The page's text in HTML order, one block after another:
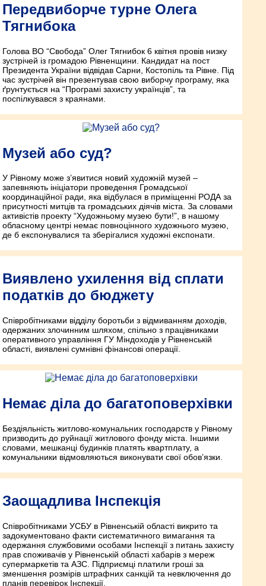
Передвиборче турне Олега
Тягнибока
Голова ВО “Свобода” Олег Тягнибок 6 квітня провів низку
зустрічей із громадою Рівненщини. Кандидат на пост
Президента України відвідав Сарни, Костопіль та Рівне. Під
час зустрічей він презентував свою виборчу програму, яка
ґрунтується на “Програмі захисту українців”, та
поспілкувався з краянами.
Музей або суд?
У Рівному може з’явитися новий художній музей –
запевняють ініціатори проведення Громадської
координаційної ради, яка відбулася в приміщенні РОДА за
присутності митців та громадських діячів міста. За словами
активістів проекту “Художньому музею бути!”, в нашому
обласному центрі немає повноцінного художнього музею,
де б експонувалися та зберігалися художні експонати.
Виявлено ухилення від сплати
податків до бюджету
Співробітниками відділу боротьби з відмиванням доходів,
одержаних злочинним шляхом, спільно з працівниками
оперативного управління ГУ Міндоходів у Рівненській
області, виявлені сумнівні фінансові операції.
Немає діла до багатоповерхівки
Бездіяльність житлово-комунальних господарств у Рівному
призводить до руйнації житлового фонду міста. Іншими
словами, мешканці будинків платять квартплату, а
комунальники відмовляються виконувати свої обов’язки.
Заощадлива Інспекція
Співробітниками УСБУ в Рівненській області викрито та
задокументовано факти систематичного вимагання та
одержання службовими особами Інспекції з питань захисту
прав споживачів у Рівненській області хабарів з мереж
супермаркетів та АЗС. Підприємці платили гроші за
зменшення розмірів штрафних санкцій та невключення до
планів перевірок Інспекції.